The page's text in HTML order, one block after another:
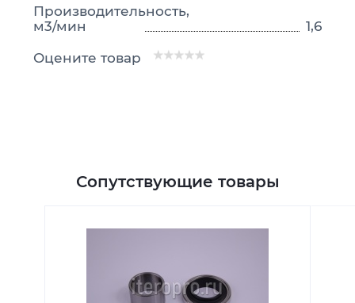
Производительность,
м3/мин
1,6
Оцените товар
Сопутствующие товары